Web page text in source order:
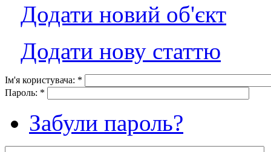
Додати новий об'єкт
Додати нову статтю
Ім'я користувача: *
Пароль: *
Забули пароль?